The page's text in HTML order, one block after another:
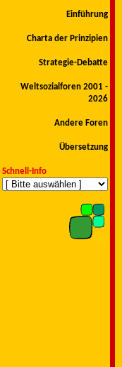
Einführung
Charta der Prinzipien
Strategie-Debatte
Weltsozialforen 2001 -
2026
Andere Foren
Übersetzung
Schnell-Info